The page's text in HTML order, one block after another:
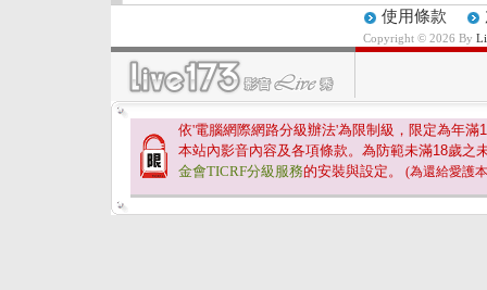
使用條款
Copyright © 2026 By
依'電腦網際網路分級辦法'為限制級，限定為年滿
本站內影音內容及各項條款。為防範未滿18歲之
金會TICRF分級服務的安裝與設定。 (為還給愛護